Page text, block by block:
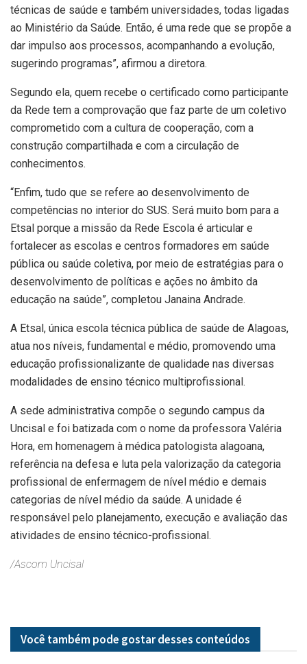
técnicas de saúde e também universidades, todas ligadas
ao Ministério da Saúde. Então, é uma rede que se propõe a
dar impulso aos processos, acompanhando a evolução,
sugerindo programas”, afirmou a diretora.
Segundo ela, quem recebe o certificado como participante
da Rede tem a comprovação que faz parte de um coletivo
comprometido com a cultura de cooperação, com a
construção compartilhada e com a circulação de
conhecimentos.
“Enfim, tudo que se refere ao desenvolvimento de
competências no interior do SUS. Será muito bom para a
Etsal porque a missão da Rede Escola é articular e
fortalecer as escolas e centros formadores em saúde
pública ou saúde coletiva, por meio de estratégias para o
desenvolvimento de políticas e ações no âmbito da
educação na saúde”, completou Janaina Andrade.
A Etsal, única escola técnica pública de saúde de Alagoas,
atua nos níveis, fundamental e médio, promovendo uma
educação profissionalizante de qualidade nas diversas
modalidades de ensino técnico multiprofissional.
A sede administrativa compõe o segundo campus da
Uncisal e foi batizada com o nome da professora Valéria
Hora, em homenagem à médica patologista alagoana,
referência na defesa e luta pela valorização da categoria
profissional de enfermagem de nível médio e demais
categorias de nível médio da saúde. A unidade é
responsável pelo planejamento, execução e avaliação das
atividades de ensino técnico-profissional.
/Ascom Uncisal
Você também pode gostar desses conteúdos